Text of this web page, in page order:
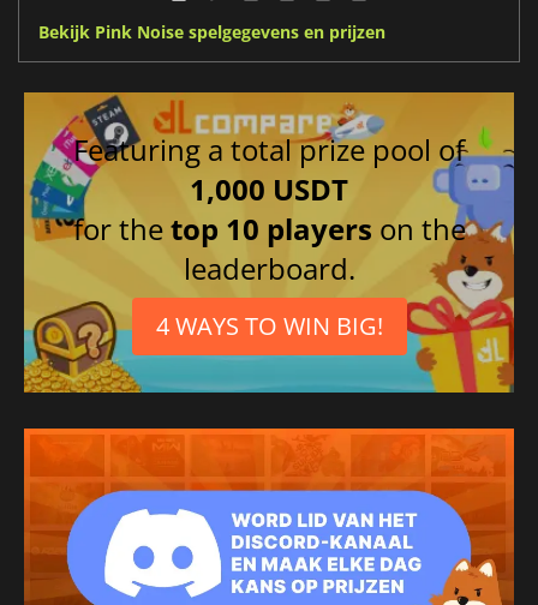
Bekijk Pink Noise spelgegevens en prijzen
Featuring a total prize pool of
1,000 USDT
for thetop 10 players on the
leaderboard.
4 WAYS TO WIN BIG!